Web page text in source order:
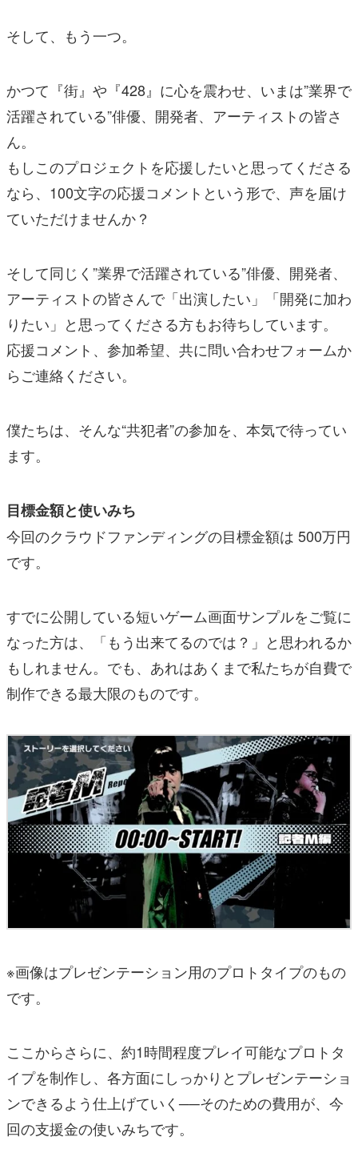
そして、もう一つ。
かつて『街』や『428』に心を震わせ、いまは”業界で
活躍されている”俳優、開発者、アーティストの皆さ
ん。
もしこのプロジェクトを応援したいと思ってくださる
なら、100文字の応援コメントという形で、声を届け
ていただけませんか？
そして同じく”業界で活躍されている”俳優、開発者、
アーティストの皆さんで「出演したい」「開発に加わ
りたい」と思ってくださる方もお待ちしています。
応援コメント、参加希望、共に問い合わせフォームか
らご連絡ください。
僕たちは、そんな“共犯者”の参加を、本気で待ってい
ます。
目標金額と使いみち
今回のクラウドファンディングの目標金額は 500万円
です。
すでに公開している短いゲーム画面サンプルをご覧に
なった方は、「もう出来てるのでは？」と思われるか
もしれません。でも、あれはあくまで私たちが自費で
制作できる最大限のものです。
※画像はプレゼンテーション用のプロトタイプのもの
です。
ここからさらに、約1時間程度プレイ可能なプロトタ
イプを制作し、各方面にしっかりとプレゼンテーショ
ンできるよう仕上げていく──そのための費用が、今
回の支援金の使いみちです。